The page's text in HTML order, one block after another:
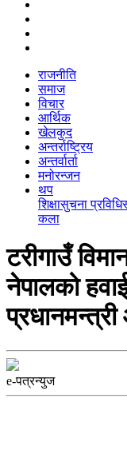
राजनीति
समाज
विचार
आर्थिक
खेलकुद
अन्तर्राष्ट्रिय
अन्तर्वार्ता
मनोरन्जन
थप
शिक्षासुचना प्रविधि
कला
टरीगाउँ
नेपालको
e-पत्रन्युज